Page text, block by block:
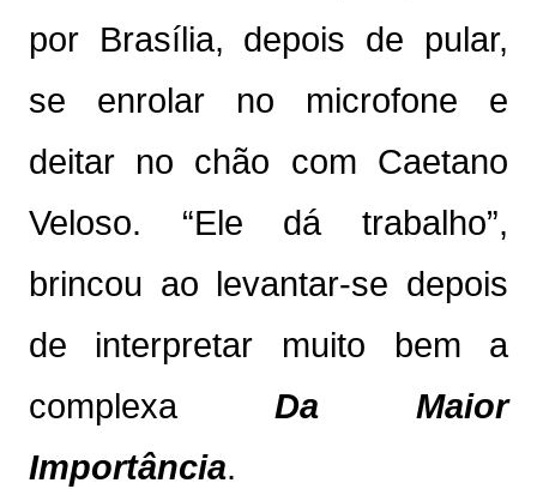
por Brasília, depois de pular,
se enrolar no microfone e
deitar no chão com Caetano
Veloso. “Ele dá trabalho”,
brincou ao levantar-se depois
de interpretar muito bem a
complexa Da Maior
Importância.